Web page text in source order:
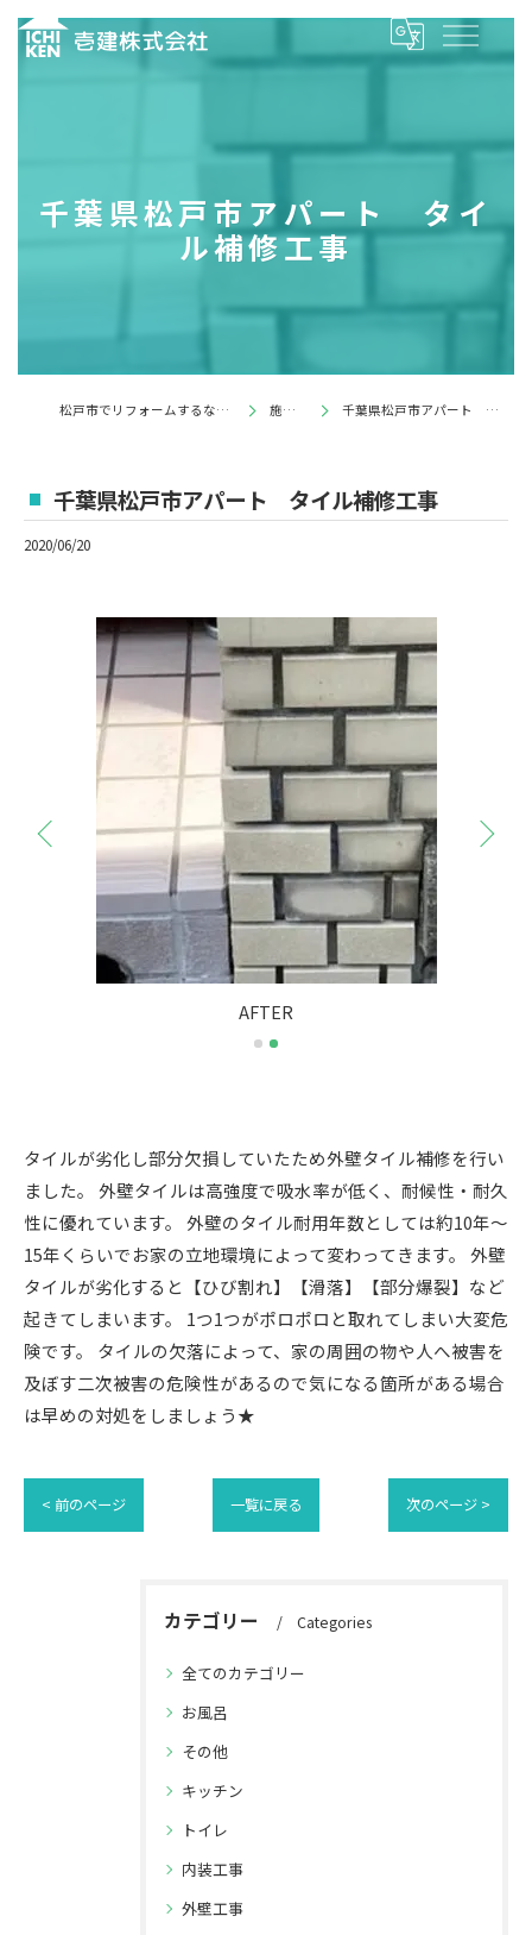
千葉県松戸市アパート タイ
ル補修工事
松戸市でリフォームするなら壱建株式会社 施工事例 千葉県松戸市アパート タイル補修工事
千葉県松戸市アパート タイル補修工事
2020/06/20
AFTER
タイルが劣化し部分欠損していたため外壁タイル補修を行い
ました。 外壁タイルは高強度で吸水率が低く、耐候性・耐久
性に優れています。 外壁のタイル耐用年数としては約10年～
15年くらいでお家の立地環境によって変わってきます。 外壁
タイルが劣化すると【ひび割れ】【滑落】【部分爆裂】など
起きてしまいます。 1つ1つがポロポロと取れてしまい大変危
険です。 タイルの欠落によって、家の周囲の物や人へ被害を
及ぼす二次被害の危険性があるので気になる箇所がある場合
は早めの対処をしましょう★
< 前のページ 一覧に戻る 次のページ >
カテゴリー Categories
全てのカテゴリー
お風呂
その他
キッチン
トイレ
内装工事
外壁工事